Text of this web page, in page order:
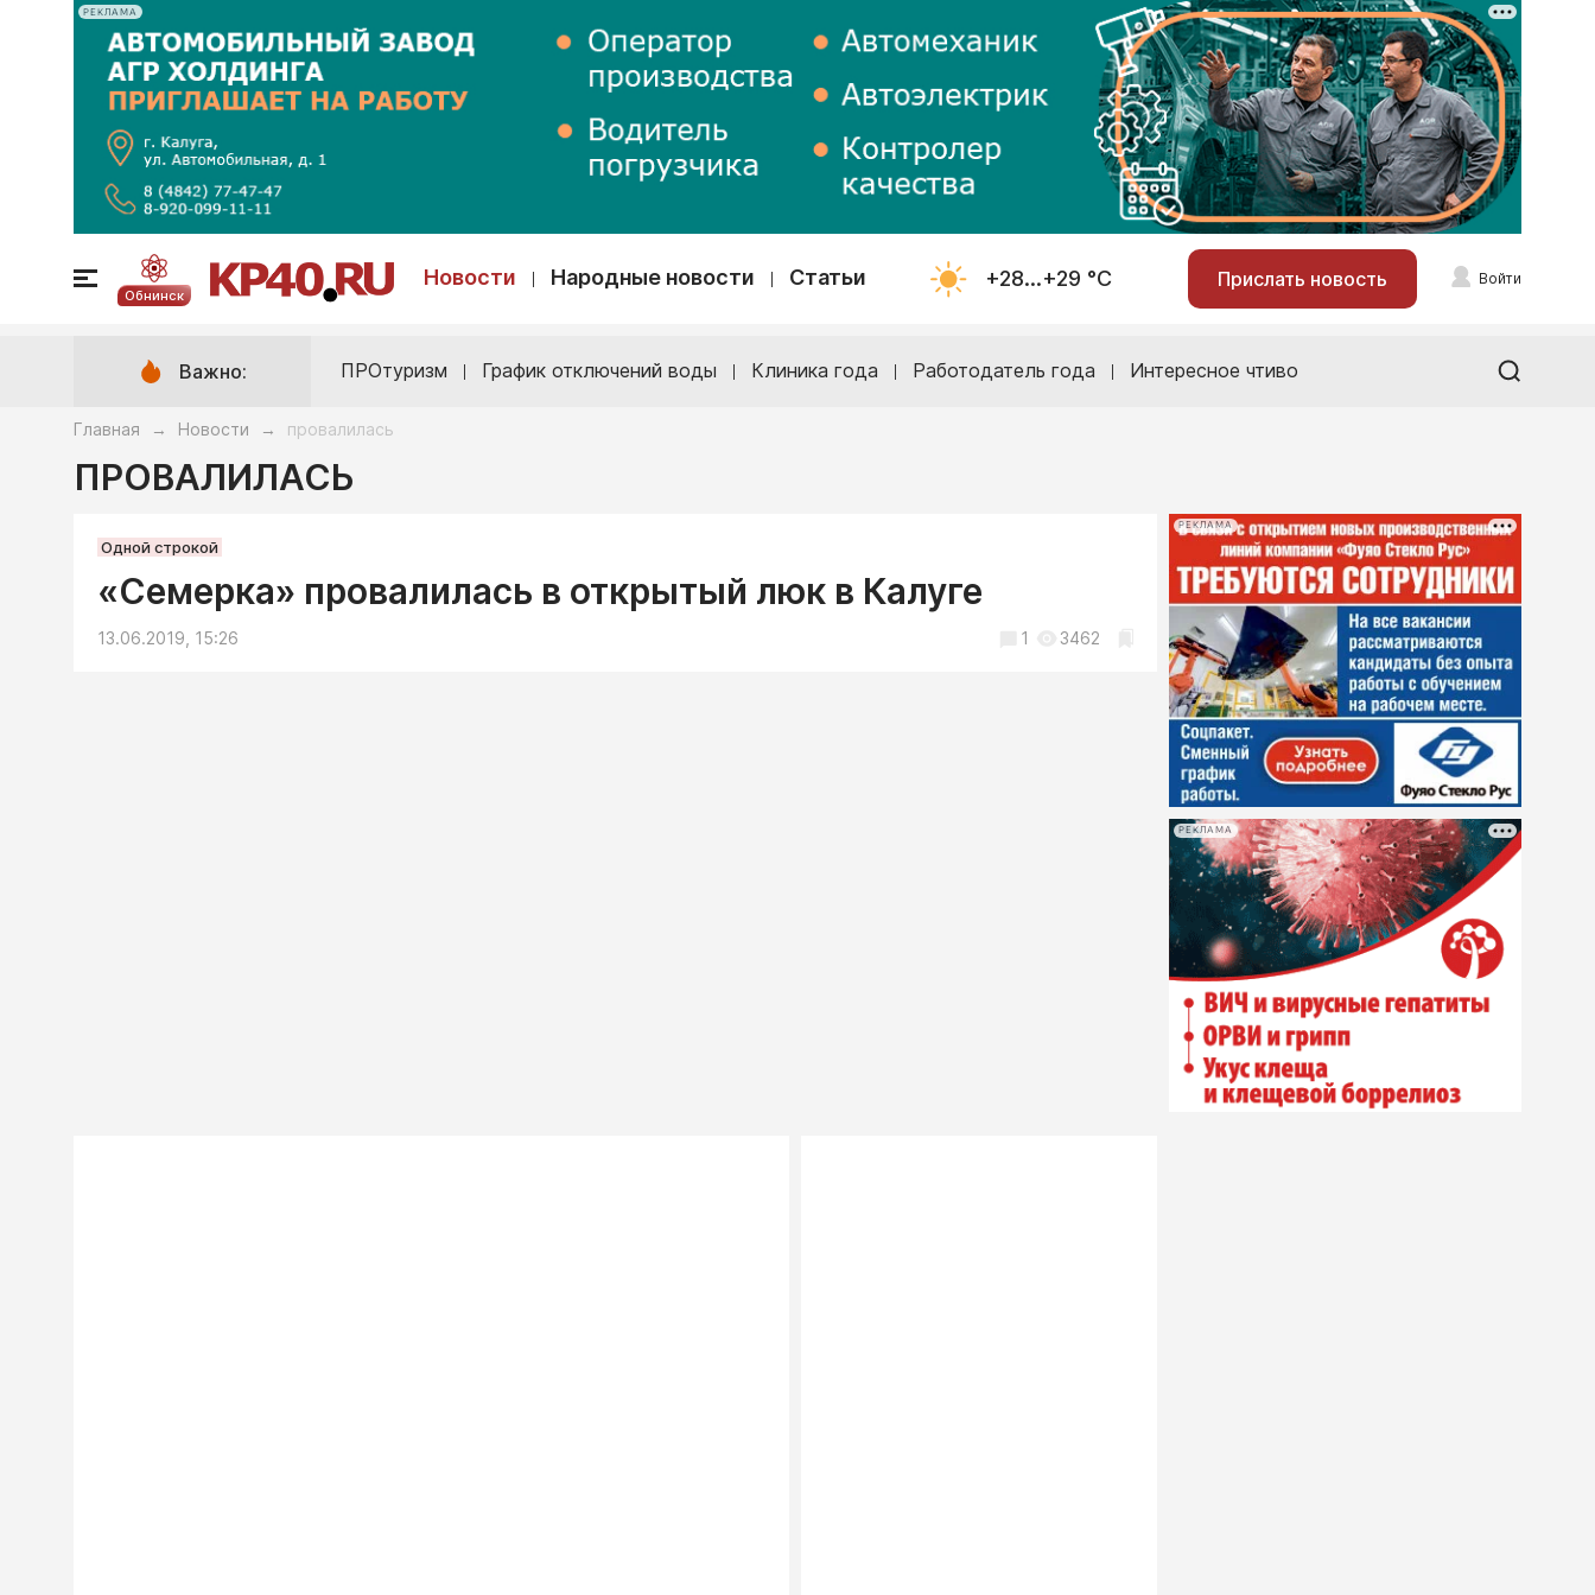
РЕКЛАМА
Обнинск
Новости Народные новости Статьи +28...+29 °С Прислать новость Войти
Важно: ПРОтуризм График отключений воды Клиника года Работодатель года Интересное чтиво
Главная → Новости → провалилась
ПРОВАЛИЛАСЬ
Одной строкой
«Семерка» провалилась в открытый люк в Калуге
13.06.2019, 15:26 1 3462
РЕКЛАМА
РЕКЛАМА